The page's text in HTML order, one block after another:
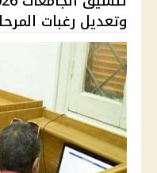
وتعديل رغبات